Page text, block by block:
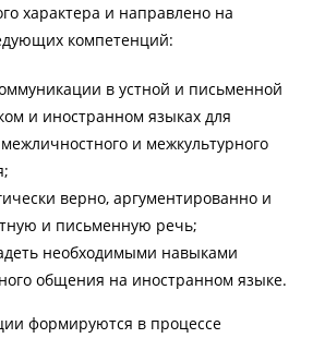
характера и направлено на
компетенций:
в устной и письменной
и иностранном языках для
и межкультурного
верно, аргументированно и
и письменную речь;
необходимыми навыками
общения на иностранном языке.
формируются в процессе